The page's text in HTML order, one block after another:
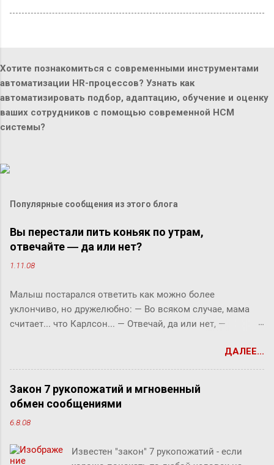
Хотите познакомиться с современными инструментами
автоматизации HR-процессов? Узнать как
автоматизировать подбор, адаптацию, обучение и оценку
ваших сотрудников с помощью современной HCM
системы?
Популярные сообщения из этого блога
Вы перестали пить коньяк по утрам,
отвечайте ― да или нет?
1.11.08
Малыш постарался ответить как можно более
уклончиво, но дружелюбно: ― Во всяком случае, мама
считает... что Карлсон... ― Отвечай, да или нет, ―
Карлсон должен у нас обедать? ― Во всяком случае, она
хотела... ― снова попытался уйти от прямого ответа
Малыш, но фрекен Бок прервала его жестким окриком: ―
Я сказала, отвечай ― да или нет! На простой вопрос
всегда можно ответить «да» или «нет», по-моему, это не
трудно. ― Представь себе, трудно, ― вмешался Карлсон.
убедишься. Вот, слушай! Ты перестала пить коньяк по
ДАЛЕЕ...
Закон 7 рукопожатий и мгновенный
обмен сообщениями
6.8.08
Известен "закон" 7 рукопожатий - если